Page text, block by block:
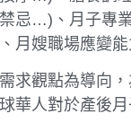
忌…)、月子專
月嫂職場應變能
求觀點為導向
華人對於產後